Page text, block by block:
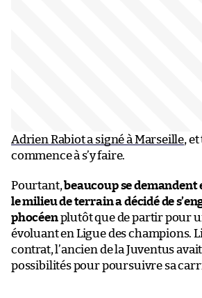
Adrien Rabiot a signé à Marseille,
commence à s’y faire.
Pourtant,beaucoup se
le milieu de terrain a décidé de
phocéenplutôt que de partir pour
évoluant en Ligue des champions.
contrat, l’ancien de la Juventus
possibilités pour poursuivre sa